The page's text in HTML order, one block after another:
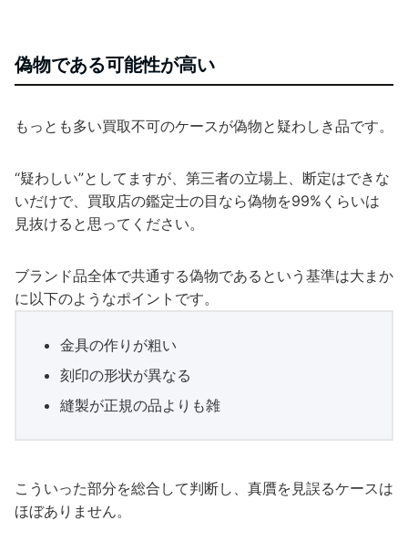
偽物である可能性が高い
もっとも多い買取不可のケースが偽物と疑わしき品です。
“疑わしい”としてますが、第三者の立場上、断定はできな
いだけで、買取店の鑑定士の目なら偽物を99%くらいは
見抜けると思ってください。
ブランド品全体で共通する偽物であるという基準は大まか
に以下のようなポイントです。
金具の作りが粗い
刻印の形状が異なる
縫製が正規の品よりも雑
こういった部分を総合して判断し、真贋を見誤るケースは
ほぼありません。